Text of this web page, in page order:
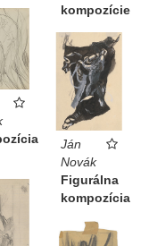
kompozície
Ján
Novák
Figurálna
kompozícia